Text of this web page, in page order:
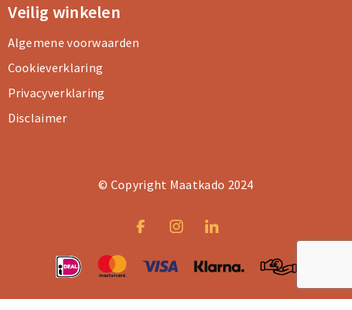
Veilig winkelen
Algemene voorwaarden
Cookieverklaring
Privacyverklaring
Disclaimer
© Copyright Maatkado 2024